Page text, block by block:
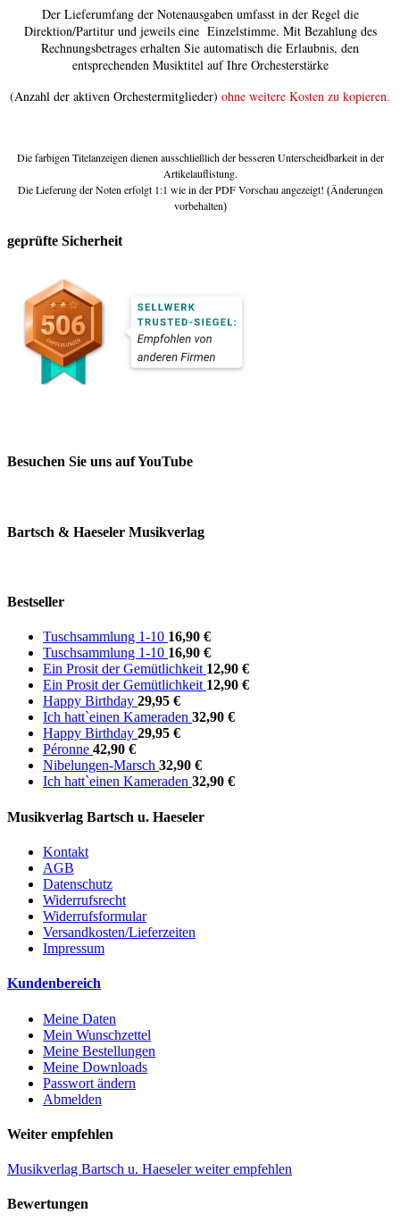
Der Lieferumfang der Notenausgaben umfasst in der Regel die
Direktion/Partitur und jeweils eine Einzelstimme. Mit Bezahlung des
Rechnungsbetrages erhalten Sie automatisch die Erlaubnis, den
entsprechenden Musiktitel auf Ihre Orchesterstärke
(Anzahl der aktiven Orchestermitglieder) ohne weitere Kosten zu kopieren.
Die farbigen Titelanzeigen dienen ausschließlich der besseren Unterscheidbarkeit in der
Artikelauflistung.
Die Lieferung der Noten erfolgt 1:1 wie in der PDF Vorschau angezeigt! (Änderungen
vorbehalten)
geprüfte Sicherheit
Besuchen Sie uns auf YouTube
Bartsch & Haeseler Musikverlag
Bestseller
Tuschsammlung 1-10 16,90 €
Tuschsammlung 1-10 16,90 €
Ein Prosit der Gemütlichkeit 12,90 €
Ein Prosit der Gemütlichkeit 12,90 €
Happy Birthday 29,95 €
Ich hatt`einen Kameraden 32,90 €
Happy Birthday 29,95 €
Péronne 42,90 €
Nibelungen-Marsch 32,90 €
Ich hatt`einen Kameraden 32,90 €
Musikverlag Bartsch u. Haeseler
Kontakt
AGB
Datenschutz
Widerrufsrecht
Widerrufsformular
Versandkosten/Lieferzeiten
Impressum
Kundenbereich
Meine Daten
Mein Wunschzettel
Meine Bestellungen
Meine Downloads
Passwort ändern
Abmelden
Weiter empfehlen
Musikverlag Bartsch u. Haeseler weiter empfehlen
Bewertungen